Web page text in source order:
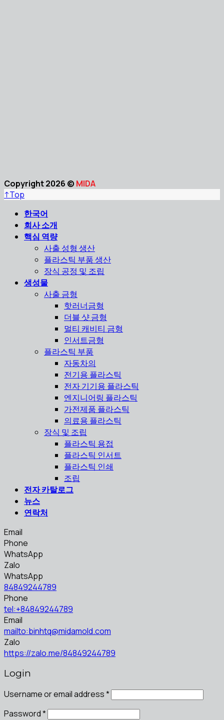
Copyright 2026 © MIDA
↑Top
한국어
회사 소개
핵심 역량
사출 성형 생산
플라스틱 부품 생산
장식 공정 및 조립
생성물
사출 금형
핫러너금형
더블 샷 금형
멀티 캐비티 금형
인서트금형
플라스틱 부품
자동차의
전기용 플라스틱
전자 기기용 플라스틱
엔지니어링 플라스틱
가전제품 플라스틱
의료용 플라스틱
장식 및 조립
플라스틱 용접
플라스틱 인서트
플라스틱 인쇄
조립
전자 카탈로그
뉴스
연락처
Email
Phone
WhatsApp
Zalo
WhatsApp
84849244789
Phone
tel:+84849244789
Email
mailto:binhtq@midamold.com
Zalo
https://zalo.me/84849244789
Login
Username or email address*
Password*